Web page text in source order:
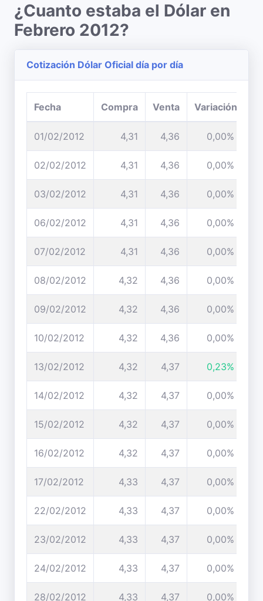
¿Cuanto estaba el Dólar en
Febrero 2012?
Cotización Dólar Oficial día por día
Fecha Compra Venta Variación
01/02/2012 4,31 4,36 0,00%
02/02/2012 4,31 4,36 0,00%
03/02/2012 4,31 4,36 0,00%
06/02/2012 4,31 4,36 0,00%
07/02/2012 4,31 4,36 0,00%
08/02/2012 4,32 4,36 0,00%
09/02/2012 4,32 4,36 0,00%
10/02/2012 4,32 4,36 0,00%
13/02/2012 4,32 4,37 0,23%
14/02/2012 4,32 4,37 0,00%
15/02/2012 4,32 4,37 0,00%
16/02/2012 4,32 4,37 0,00%
17/02/2012 4,33 4,37 0,00%
22/02/2012 4,33 4,37 0,00%
23/02/2012 4,33 4,37 0,00%
24/02/2012 4,33 4,37 0,00%
28/02/2012 4,33 4,37 0,00%